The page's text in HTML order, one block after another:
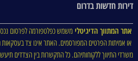
דירות חדשות בדרום
אתר המתווך הדיגיטלימשמש כפלטפורמה לפרסום
או אמיתות הפרטים המפורסמים. האתר אינו צד בעסקאות
משרדי התיווך ללקוחותיהם. כל התקשרות בין הצדדים